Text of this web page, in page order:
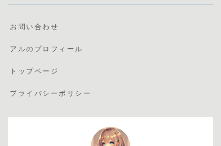
お問い合わせ
アルのプロフィール
トップページ
プライバシーポリシー